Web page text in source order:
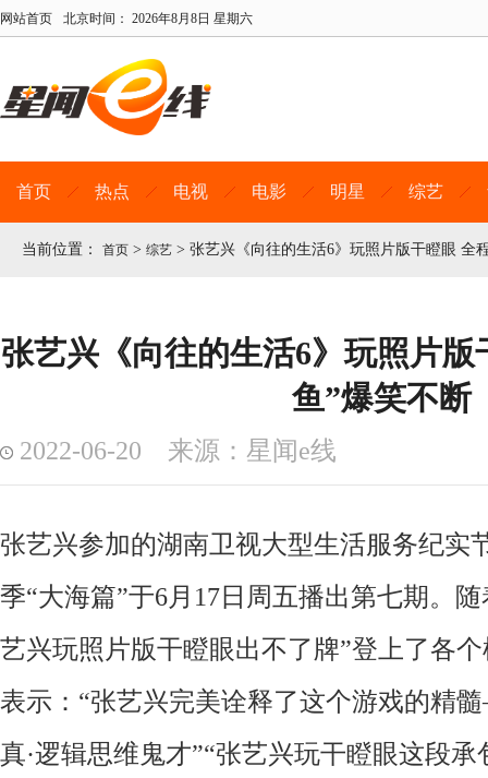
网站首页 北京时间： 2026年8月8日 星期六
首页 热点 电视 电影 明星 综艺
当前位置： 首页 > 综艺 > 张艺兴《向往的生活6》玩照片版干瞪眼 全
张艺兴《向往的生活6》玩照片版
鱼”爆笑不断
2022-06-20 来源：星闻e线
张艺兴参加的湖南卫视大型生活服务纪实
季“大海篇”于6月17日周五播出第七期。
艺兴玩照片版干瞪眼出不了牌”登上了各
表示 ： “张艺兴完美诠释了这个游戏的精髓
真·逻辑思维鬼才”“张艺兴玩干瞪眼这段承